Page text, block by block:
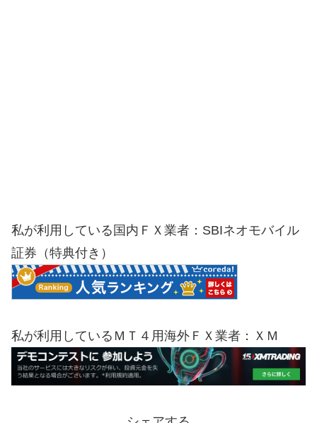
私が利用している国内ＦＸ業者：SBIネオモバイル
証券（特典付き）
私が利用しているＭＴ４用海外ＦＸ業者：ＸＭ